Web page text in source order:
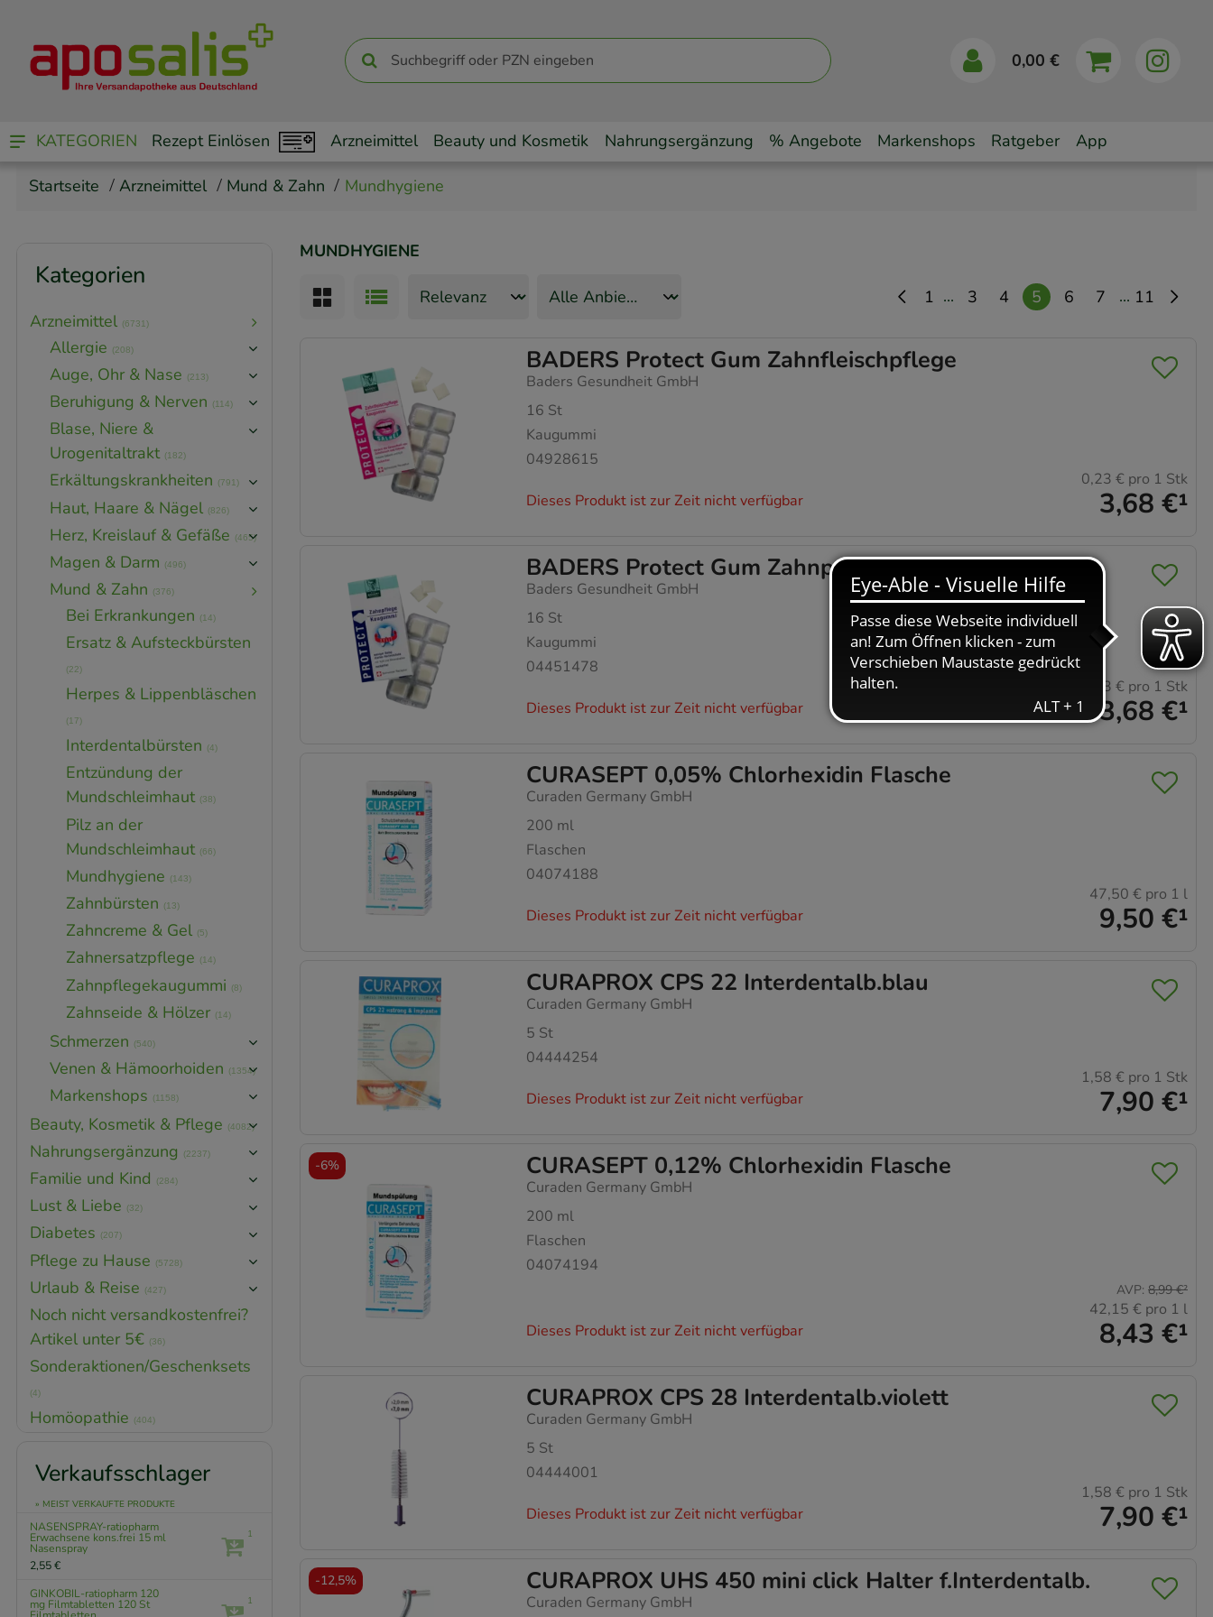
0,00 €
KATEGORIEN Rezept Einlösen Arzneimittel Beauty und Kosmetik Nahrungsergänzung % Angebote Markenshops Ratgeber App
Startseite Arzneimittel Mund & Zahn Mundhygiene
MUNDHYGIENE
1 ... 3 4 5 6 7 ... 11
BADERS Protect Gum Zahnfleischpflege
Baders Gesundheit GmbH
16 St
Kaugummi
04928615
Dieses Produkt ist zur Zeit nicht verfügbar 3,68 €¹
0,23 € pro 1 Stk
BADERS Protect Gum Zahnpflege
Baders Gesundheit GmbH
16 St
Kaugummi
04451478
Dieses Produkt ist zur Zeit nicht verfügbar 3,68 €¹
0,23 € pro 1 Stk
CURASEPT 0,05% Chlorhexidin Flasche
Curaden Germany GmbH
200 ml
Flaschen
04074188
Dieses Produkt ist zur Zeit nicht verfügbar 9,50 €¹
47,50 € pro 1 l
CURAPROX CPS 22 Interdentalb.blau
Curaden Germany GmbH
5 St
04444254
Dieses Produkt ist zur Zeit nicht verfügbar 7,90 €¹
1,58 € pro 1 Stk
CURASEPT 0,12% Chlorhexidin Flasche
Curaden Germany GmbH
200 ml
Flaschen
04074194
Dieses Produkt ist zur Zeit nicht verfügbar 8,43 €¹
AVP: 8,99 €²
42,15 € pro 1 l
-6%
CURAPROX CPS 28 Interdentalb.violett
Curaden Germany GmbH
5 St
04444001
Dieses Produkt ist zur Zeit nicht verfügbar 7,90 €¹
1,58 € pro 1 Stk
CURAPROX UHS 450 mini click Halter f.Interdentalb.
Curaden Germany GmbH
-12,5%
Kategorien
Arzneimittel (6731)
Allergie (208)
Auge, Ohr & Nase (213)
Beruhigung & Nerven (114)
Blase, Niere &
Urogenitaltrakt (182)
Erkältungskrankheiten (791)
Haut, Haare & Nägel (826)
Herz, Kreislauf & Gefäße (465)
Magen & Darm (496)
Mund & Zahn (376)
Bei Erkrankungen (14)
Ersatz & Aufsteckbürsten
(22)
Herpes & Lippenbläschen
(17)
Interdentalbürsten (4)
Entzündung der
Mundschleimhaut (38)
Pilz an der
Mundschleimhaut (66)
Mundhygiene (143)
Zahnbürsten (13)
Zahncreme & Gel (5)
Zahnersatzpflege (14)
Zahnpflegekaugummi (8)
Zahnseide & Hölzer (14)
Schmerzen (540)
Venen & Hämoorhoiden (1354)
Markenshops (1158)
Beauty, Kosmetik & Pflege (4082)
Nahrungsergänzung (2237)
Familie und Kind (284)
Lust & Liebe (32)
Diabetes (207)
Pflege zu Hause (5728)
Urlaub & Reise (427)
Noch nicht versandkostenfrei?
Artikel unter 5€ (36)
Sonderaktionen/Geschenksets
(4)
Homöopathie (404)
Verkaufsschlager
» MEIST VERKAUFTE PRODUKTE
NASENSPRAY-ratiopharm
Erwachsene kons.frei 15 ml
Nasenspray
2,55 €
1
GINKOBIL-ratiopharm 120
mg Filmtabletten 120 St 1